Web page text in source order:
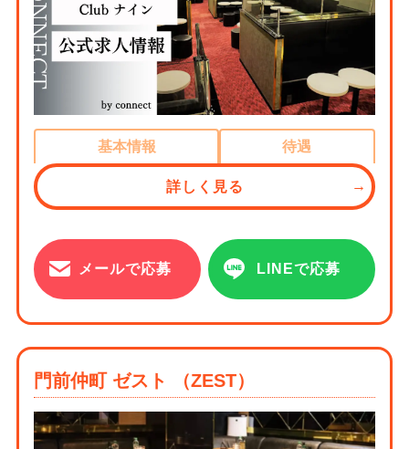
基本情報 待遇
詳しく見る
メールで応募 LINEで応募
門前仲町 ゼスト （ZEST）